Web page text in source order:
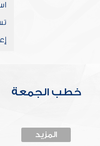
خطب الجمعة
المزيد